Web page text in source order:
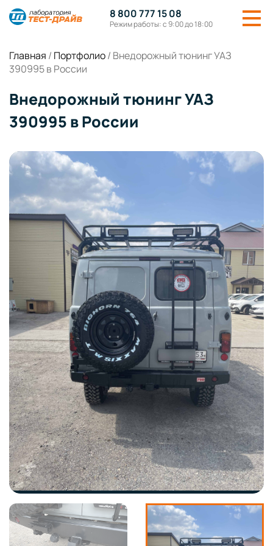
8 800 777 15 08
Режим работы: с 9:00 до 18:00
Главная / Портфолио/ Внедорожный тюнинг УАЗ
390995 в России
Внедорожный тюнинг УАЗ
390995 в России